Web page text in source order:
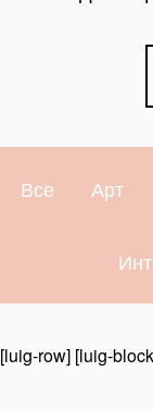
Все Арт
[luig-row] [luig-